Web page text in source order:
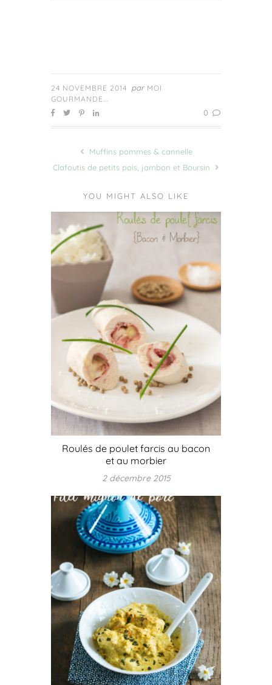
24 NOVEMBRE 2014 par MOI
GOURMANDE...
0
Muffins pommes & cannelle
Clafoutis de petits pois, jambon et Boursin
YOU MIGHT ALSO LIKE
Roulés de poulet farcis au bacon
et au morbier
2 décembre 2015